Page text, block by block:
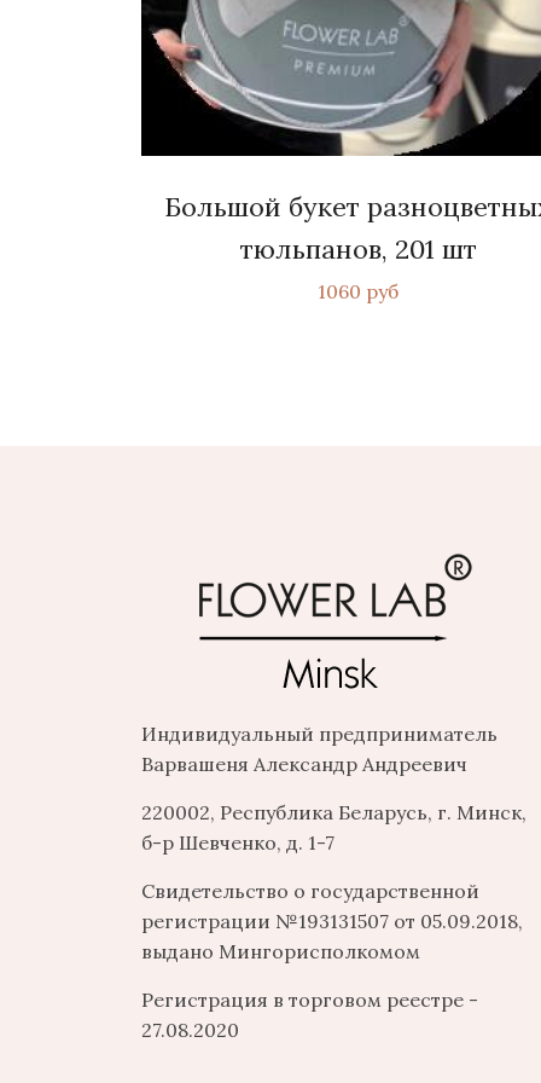
Большой букет
тюльпанов, 201 шт
1060 руб
Индивидуальный предприниматель
Варвашеня Александр Андреевич
220002, Республика Беларусь, г. Минск,
б-р Шевченко, д. 1-7
Свидетельство о государственной
регистрации №193131507 от 05.09.2018,
выдано Мингорисполкомом
Регистрация в торговом реестре -
27.08.2020